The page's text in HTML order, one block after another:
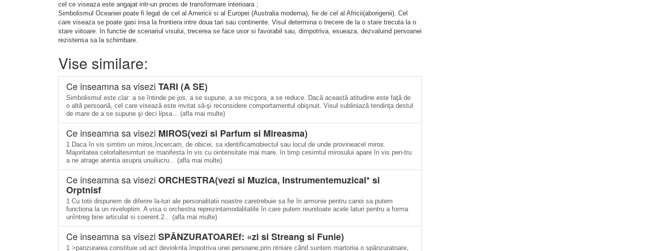
cel ce viseaza este angajat intr-un proces de transformare interioara ;
Simbolismul Oceaniei poate fi legat de cel al Americii si al Europei (Australia moderna), fie de cel al Africii(aborigenii). Cel
care viseaza se poate gasi insa la frontiera intre doua tari sau continente. Visul determina o trecere de la o stare trecuta la o
stare viitoare. In functie de scenariul visului, trecerea se face usor si favorabil sau, dimpotriva, esueaza, dezvaluind persoanei
rezistensa sa la schimbare.
Vise similare:
Ce inseamna sa visezi TARI (A SE)
Simbolismul este clar: a se întinde pe jos, a se supune, a se micşora, a se reduce. Dacă această atitudine este faţă de
o altă persoană, cel care visează este invitat să-şi reconsidere comportamentul obişnuit. Visul subliniază tendinţa destul
de mare de a se supune şi deci lipsa... (afla mai multe)
Ce inseamna sa visezi MIROS(vezi si Parfum si Mireasma)
1 Daca în vis simtim un miros,încercam, de obicei, sa identificamobiectul sau locul de unde provineacel miros.
Majoritatea celorlaltesimturi se manifesta în vis cu ointensitate mai mare, în timp cesimtul mirosului apare în vis pen-tru
a ne atrage atentia asupra unuilucru... (afla mai multe)
Ce inseamna sa visezi ORCHESTRA(vezi si Muzica, Instrumentemuzical* si
Orptnisf
1 Cu totii dispunem de diferire la-turi ale personalitatii noastre caretrebuie sa fie în armonie pentru canoi sa putem
functiona la un niveloptim. A visa o orchestra reprezintamodalitatile în care putem reunitoate acele laturi pentru a forma
unîntreg bine articulat si coerent.2... (afla mai multe)
Ce inseamna sa visezi SPÂNZURATOAREf: «zi si Streang si Funie)
1 >panzurarea constituie ud act devioknta împotriva unei persoane,prin ntniare când suntem martoriia o spânzuratoare,